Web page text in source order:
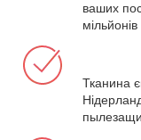
ваших
Тканина